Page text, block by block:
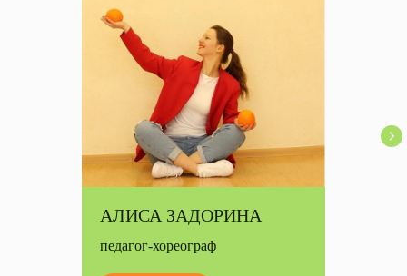
АЛИСА ЗАДОРИНА
педагог-хореограф